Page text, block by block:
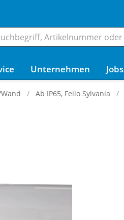
Unternehmen Jobs
Ab IP65, Feilo Sylvania